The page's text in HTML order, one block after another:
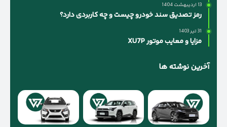
13 اردیبهشت 1404
رمز تصدیق سند خودرو چیست و چه کاربردی دارد؟
31 تیر 1403
مزایا و معایب موتور XU7P
آخرین نوشته ها